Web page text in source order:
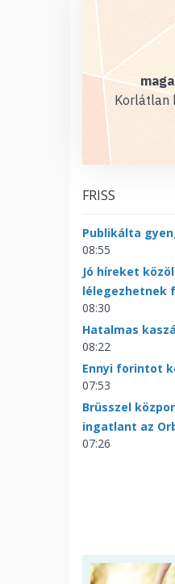
Korlátlan
FRISS
Publikálta
08:55
Jó híreket
lélegezhetnek
08:30
Hatalmas
08:22
Ennyi forintot
07:53
Brüsszel
ingatlant az
07:26